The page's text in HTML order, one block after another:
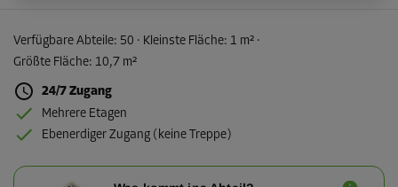
Verfügbare Abteile: 50 · Kleinste Fläche: 1 m² ·
Größte Fläche: 10,7 m²
24/7 Zugang
Mehrere Etagen
Ebenerdiger Zugang (keine Treppe)